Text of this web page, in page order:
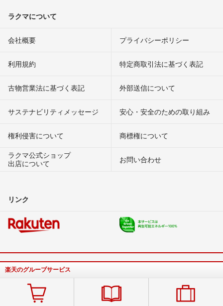
ラクマについて
会社概要 プライバシーポリシー
利用規約 特定商取引法に基づく表記
古物営業法に基づく表記 外部送信について
サステナビリティメッセージ 安心・安全のための取り組み
権利侵害について
商標権について
ラクマ公式ショップ
出店について
お問い合わせ
リンク
楽天のグループサービス